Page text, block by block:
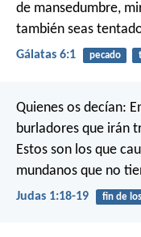
de mansedumbre,
también seas
Gálatas 6:1 pecado
Quienes os decían:
burladores que irán
Estos son los que
mundanos que no
Judas 1:18-19 fin de